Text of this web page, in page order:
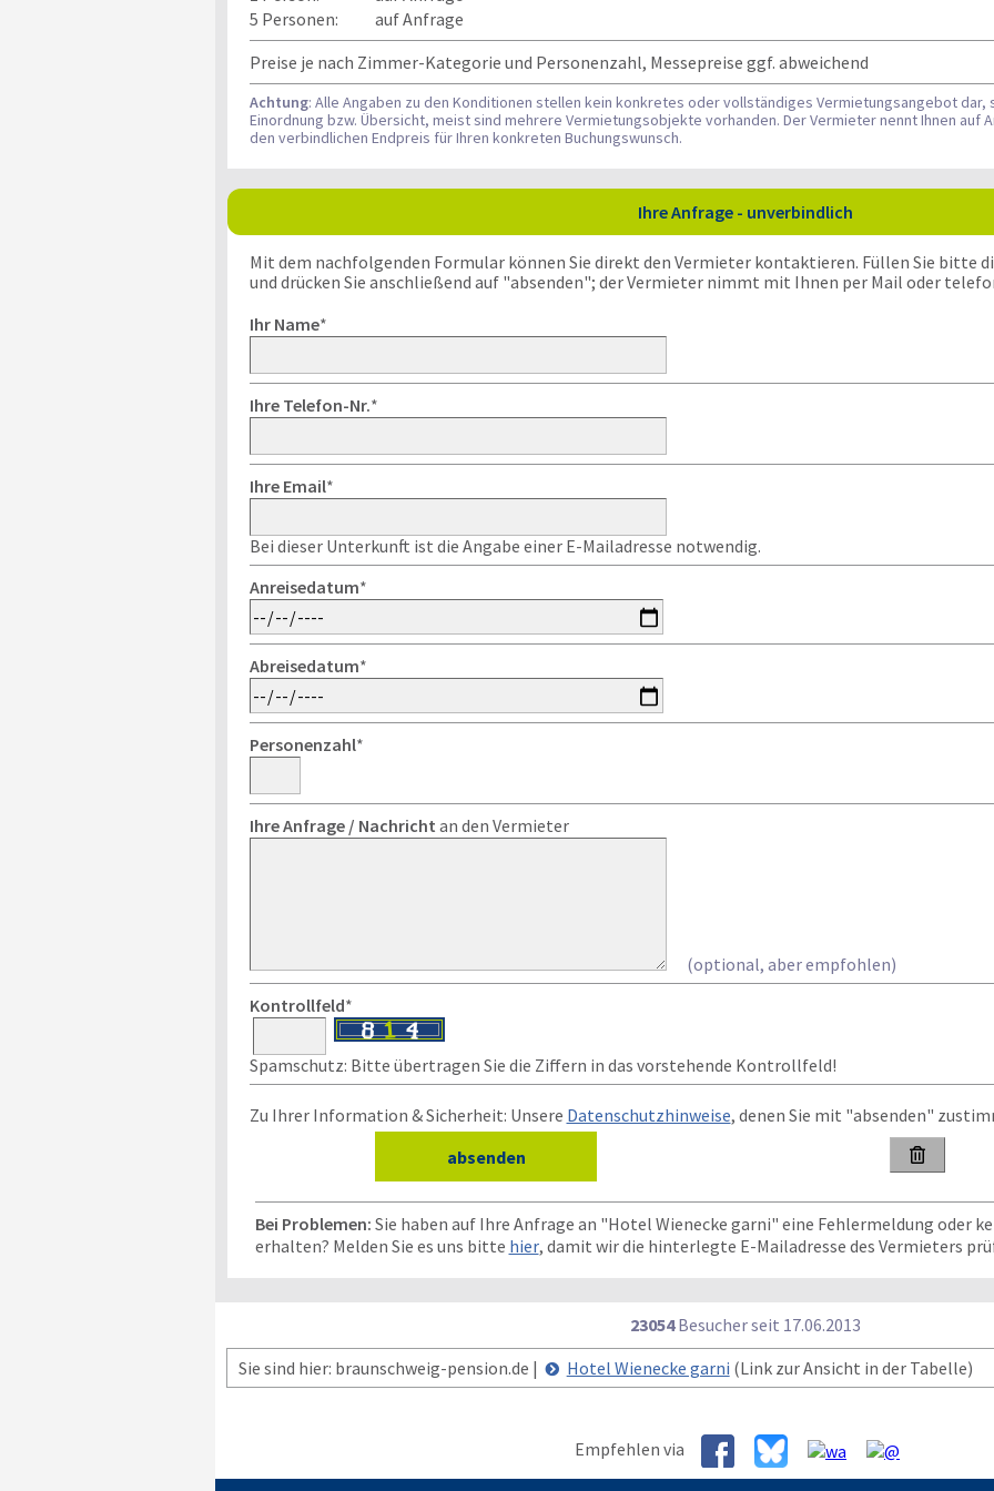
5 Personen:
auf Anfrage
Preise je nach Zimmer-Kategorie und Personenzahl, Messepreise ggf. abweichend
Achtung: Alle Angaben zu den Konditionen stellen kein konkretes oder vollständiges Vermietungsangebot
Einordnung bzw. Übersicht, meist sind mehrere Vermietungsobjekte vorhanden. Der Vermieter nennt Ihnen auf
den verbindlichen Endpreis für Ihren konkreten Buchungswunsch.
Ihre Anfrage - unverbindlich
Mit dem nachfolgenden Formular können Sie direkt den Vermieter kontaktieren. Füllen Sie bitte
und drücken Sie anschließend auf "absenden"; der Vermieter nimmt mit Ihnen per Mail oder
Ihr Name*
Ihre Telefon-Nr.*
Ihre Email*
Bei dieser Unterkunft ist die Angabe einer E-Mailadresse notwendig.
Anreisedatum*
Abreisedatum*
Personenzahl*
Ihre Anfrage / Nachricht an den Vermieter
(optional, aber empfohlen)
Kontrollfeld*
Spamschutz: Bitte übertragen Sie die Ziffern in das vorstehende Kontrollfeld!
Zu Ihrer Information & Sicherheit: Unsere Datenschutzhinweise, denen Sie mit "absenden"

Bei Problemen: Sie haben auf Ihre Anfrage an "Hotel Wienecke garni" eine Fehlermeldung oder
erhalten? Melden Sie es uns bitte hier, damit wir die hinterlegte E-Mailadresse des Vermieters
23054Besucher seit 17.06.2013
Sie sind hier: braunschweig-pension.de |
Hotel Wienecke garni (Link zur Ansicht in der Tabelle)
Empfehlen via